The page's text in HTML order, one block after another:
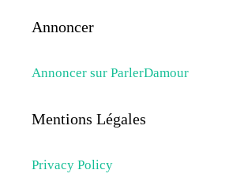
Annoncer
Annoncer sur ParlerDamour
Mentions Légales
Privacy Policy